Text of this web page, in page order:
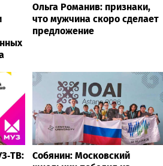
Ольга Романив: признаки,
что мужчина скоро сделает
предложение
Собянин: Московский